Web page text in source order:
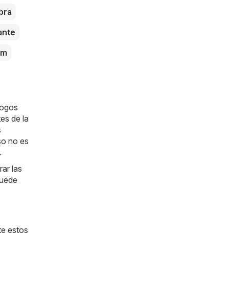
de la
no es
las
estos